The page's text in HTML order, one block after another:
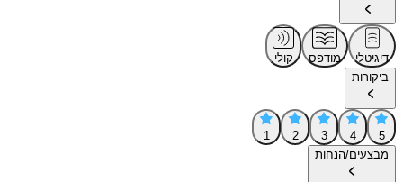
דיגיטלי מודפס
קולי
ביקורות
5
4
3
2
1
מבצעים/הנחות